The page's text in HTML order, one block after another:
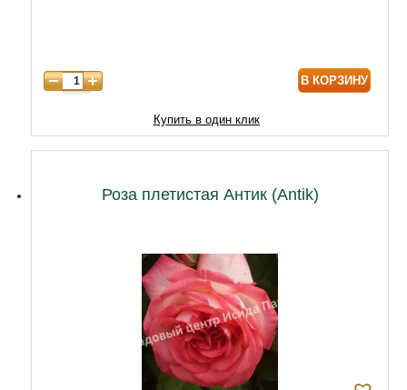
В КОРЗИНУ
Купить в один клик
Роза плетистая Антик (Antik)